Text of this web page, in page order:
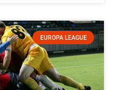
EUROPA LEAGUE